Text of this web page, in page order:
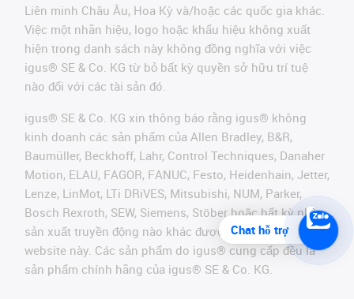
Liên minh Châu Âu, Hoa Kỳ và/hoặc các quốc gia khác.
Việc một nhãn hiệu, logo hoặc khẩu hiệu không xuất
hiện trong danh sách này không đồng nghĩa với việc
igus® SE & Co. KG từ bỏ bất kỳ quyền sở hữu trí tuệ
nào đối với các tài sản đó.
igus® SE & Co. KG xin thông báo rằng igus® không
kinh doanh các sản phẩm của Allen Bradley, B&R,
Baumüller, Beckhoff, Lahr, Control Techniques, Danaher
Motion, ELAU, FAGOR, FANUC, Festo, Heidenhain, Jetter,
Lenze, LinMot, LTi DRiVES, Mitsubishi, NUM, Parker,
Bosch Rexroth, SEW, Siemens, Stöber hoặc bất kỳ nhà
sản xuất truyền động nào khác được đề cập trên
website này. Các sản phẩm do igus® cung cấp đều là
sản phẩm chính hãng của igus® SE & Co. KG.
Chat hỗ trợ